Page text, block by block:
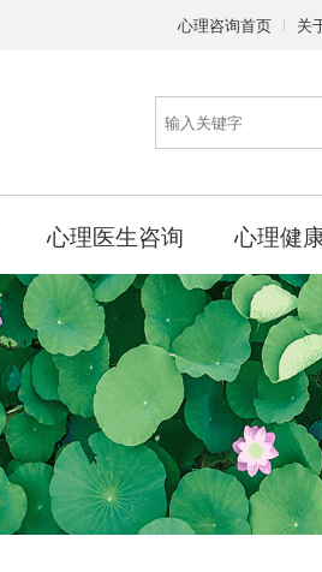
心理咨询首页 关
心理医生咨询 心理健